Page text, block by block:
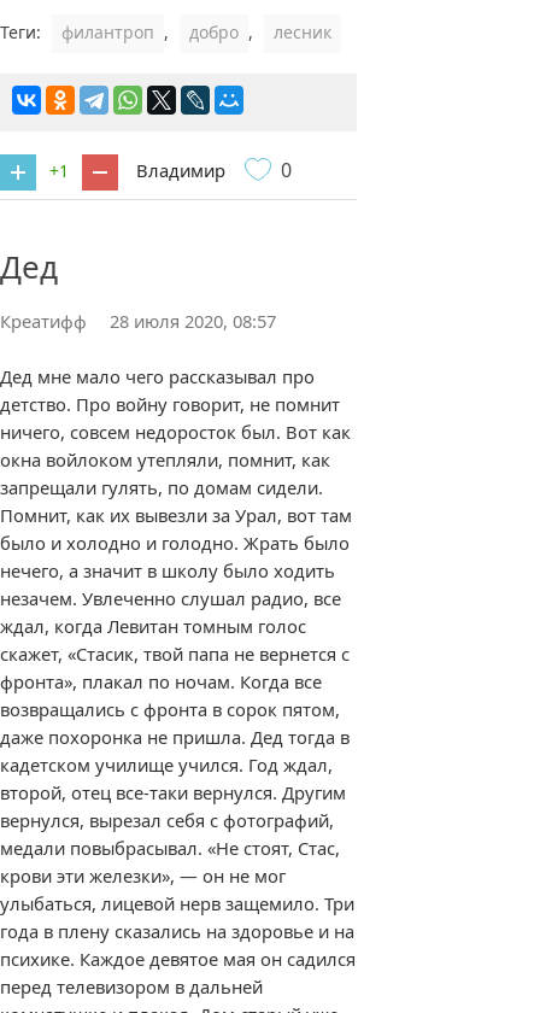
Теги: филантроп , добро , лесник
+1 Владимир
0
Дед
Креатифф 28 июля 2020, 08:57
Дед мне мало чего рассказывал про
детство. Про войну говорит, не помнит
ничего, совсем недоросток был. Вот как
окна войлоком утепляли, помнит, как
запрещали гулять, по домам сидели.
Помнит, как их вывезли за Урал, вот там
было и холодно и голодно. Жрать было
нечего, а значит в школу было ходить
незачем. Увлеченно слушал радио, все
ждал, когда Левитан томным голос
скажет, «Стасик, твой папа не вернется с
фронта», плакал по ночам. Когда все
возвращались с фронта в сорок пятом,
даже похоронка не пришла. Дед тогда в
кадетском училище учился. Год ждал,
второй, отец все-таки вернулся. Другим
вернулся, вырезал себя с фотографий,
медали повыбрасывал. «Не стоят, Стас,
крови эти железки», — он не мог
улыбаться, лицевой нерв защемило. Три
года в плену сказались на здоровье и на
психике. Каждое девятое мая он садился
перед телевизором в дальней